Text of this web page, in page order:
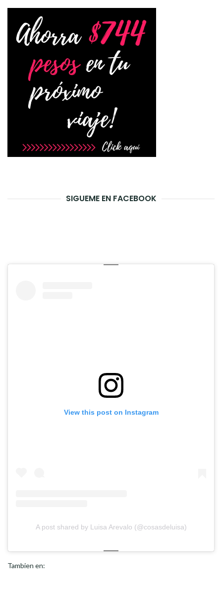
SIGUEME EN FACEBOOK
View this post on Instagram
A post shared by Luisa Arevalo (@cosasdeluisa)
Tambien en: